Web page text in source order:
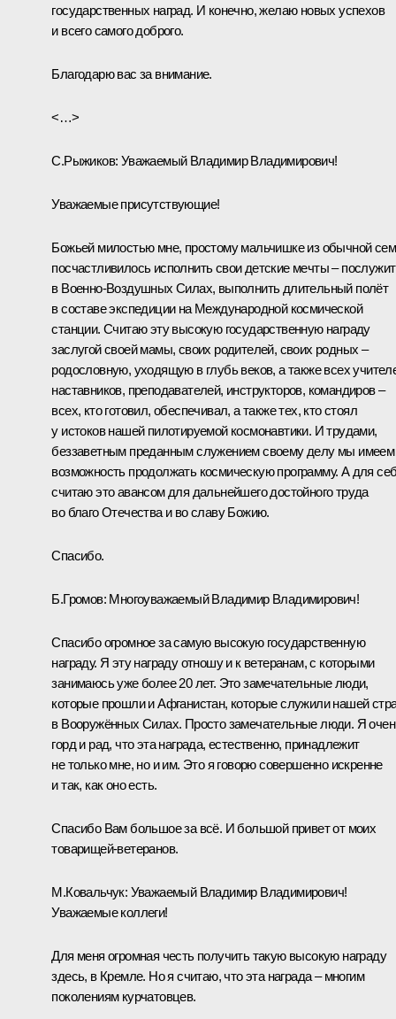
государственных наград. И конечно, желаю новых успехов
и всего самого доброго.
Благодарю вас за внимание.
<…>
С.Рыжиков: Уважаемый Владимир Владимирович!
Уважаемые присутствующие!
Божьей милостью мне, простому мальчишке из обычной
посчастливилось исполнить свои детские мечты –
в Военно-Воздушных Силах, выполнить длительный полёт
в составе экспедиции на Международной космической
станции. Считаю эту высокую государственную награду
заслугой своей мамы, своих родителей, своих родных –
родословную, уходящую в глубь веков, а также всех
наставников, преподавателей, инструкторов, командиров –
всех, кто готовил, обеспечивал, а также тех, кто стоял
у истоков нашей пилотируемой космонавтики. И трудами,
беззаветным преданным служением своему делу мы имеем
возможность продолжать космическую программу. А для
считаю это авансом для дальнейшего достойного труда
во благо Отечества и во славу Божию.
Спасибо.
Б.Громов: Многоуважаемый Владимир Владимирович!
Спасибо огромное за самую высокую государственную
награду. Я эту награду отношу и к ветеранам, с которыми
занимаюсь уже более 20 лет. Это замечательные люди,
которые прошли и Афганистан, которые служили нашей
в Вооружённых Силах. Просто замечательные люди. Я
горд и рад, что эта награда, естественно, принадлежит
не только мне, но и им. Это я говорю совершенно искренне
и так, как оно есть.
Спасибо Вам большое за всё. И большой привет от моих
товарищей-ветеранов.
М.Ковальчук: Уважаемый Владимир Владимирович!
Уважаемые коллеги!
Для меня огромная честь получить такую высокую награду
здесь, в Кремле. Но я считаю, что эта награда – многим
поколениям курчатовцев.